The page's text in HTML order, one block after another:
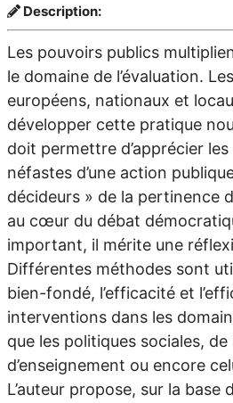
Description:
Les pouvoirs publics
le domaine de l’évaluation.
européens, nationaux et
développer cette pratique
doit permettre d’apprécier
néfastes d’une action
décideurs » de la pertinence
au cœur du débat
important, il mérite une
Différentes méthodes sont
bien-fondé, l’efficacité et
interventions dans les
que les politiques sociales,
d’enseignement ou encore
L’auteur propose, sur la base